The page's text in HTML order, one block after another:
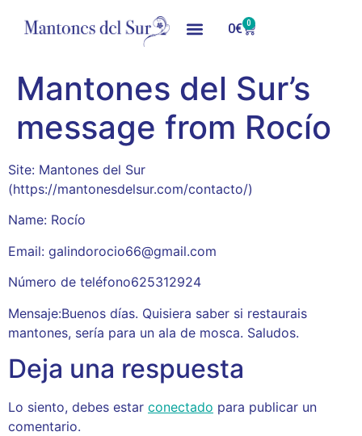
0€ 0
Mantones del Sur’s
message from Rocío
Site: Mantones del Sur
(https://mantonesdelsur.com/contacto/)
Name: Rocío
Email: galindorocio66@gmail.com
Número de teléfono625312924
Mensaje:Buenos días. Quisiera saber si restaurais
mantones, sería para un ala de mosca. Saludos.
Deja una respuesta
Lo siento, debes estar conectado para publicar un
comentario.